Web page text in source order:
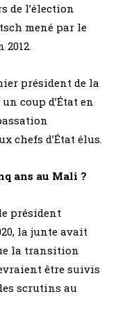
de l’élection
mené par le
président de la
coup d’État en
chefs d’État élus.
ans au Mali ?
président
la junte avait
la transition
être suivis
scrutins au